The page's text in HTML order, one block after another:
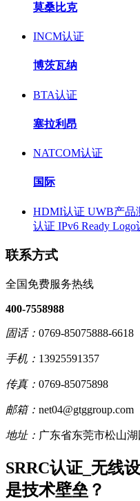
莫桑比克
INCM认证
博茨瓦纳
BTA认证
塞拉利昂
NATCOM认证
国际
HDMI认证 UWB产品
认证 IPv6 Ready Logo
联系方式
全国免费服务热线
400-7558988
固话： 0769-85075888-6618
手机： 13925591357
传真： 0769-85075898
邮箱： net04@gtggroup.com
地址： 广东省东莞市松山
SRRC认证_无线
是技术壁垒？